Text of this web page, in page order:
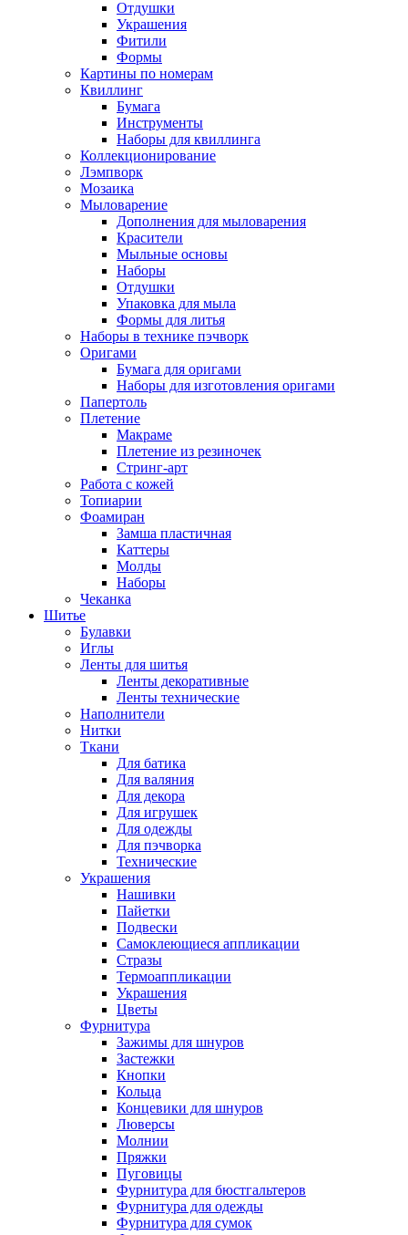
Отдушки
Украшения
Фитили
Формы
Картины по номерам
Квиллинг
Бумага
Инструменты
Наборы для квиллинга
Коллекционирование
Лэмпворк
Мозаика
Мыловарение
Дополнения для мыловарения
Красители
Мыльные основы
Наборы
Отдушки
Упаковка для мыла
Формы для литья
Наборы в технике пэчворк
Оригами
Бумага для оригами
Наборы для изготовления оригами
Папертоль
Плетение
Макраме
Плетение из резиночек
Стринг-арт
Работа с кожей
Топиарии
Фоамиран
Замша пластичная
Каттеры
Молды
Наборы
Чеканка
Шитье
Булавки
Иглы
Ленты для шитья
Ленты декоративные
Ленты технические
Наполнители
Нитки
Ткани
Для батика
Для валяния
Для декора
Для игрушек
Для одежды
Для пэчворка
Технические
Украшения
Нашивки
Пайетки
Подвески
Самоклеющиеся аппликации
Стразы
Термоаппликации
Украшения
Цветы
Фурнитура
Зажимы для шнуров
Застежки
Кнопки
Кольца
Концевики для шнуров
Люверсы
Молнии
Пряжки
Пуговицы
Фурнитура для бюстгальтеров
Фурнитура для одежды
Фурнитура для сумок